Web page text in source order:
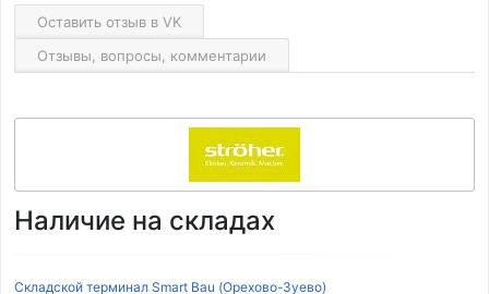
Оставить отзыв в VK
Отзывы, вопросы, комментарии
Наличие на складах
Складской терминал Smart Bau (Орехово-Зуево)